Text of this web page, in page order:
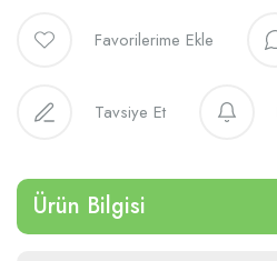
Tavsiye Et
Ürün Bilgisi